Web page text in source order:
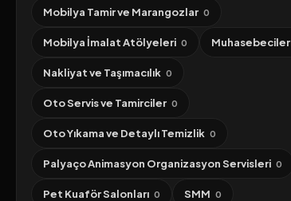
Mobilya Tamir ve Marangozlar 0
Mobilya İmalat Atölyeleri 0 Muhasebeciler
Nakliyat ve Taşımacılık 0
Oto Servis ve Tamirciler 0
Oto Yıkama ve Detaylı Temizlik 0
Palyaço Animasyon Organizasyon Servisleri 0
Pet Kuaför Salonları 0 SMM 0